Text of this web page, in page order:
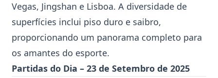
Vegas, Jingshan e Lisboa. A diversidade de
superfícies inclui piso duro e saibro,
proporcionando um panorama completo para
os amantes do esporte.
Partidas do Dia – 23 de Setembro de 2025